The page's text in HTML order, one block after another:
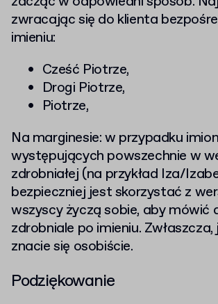
zwracając się do klienta
imieniu:
Cześć Piotrze,
Drogi Piotrze,
Piotrze,
Na marginesie: w przypadku imion
występujących powszechnie w
zdrobniałej (na przykład Iza/
bezpieczniej jest skorzystać z
wszyscy życzą sobie, aby mówić
zdrobniale po imieniu. Zwłaszcza,
znacie się osobiście.
Podziękowanie